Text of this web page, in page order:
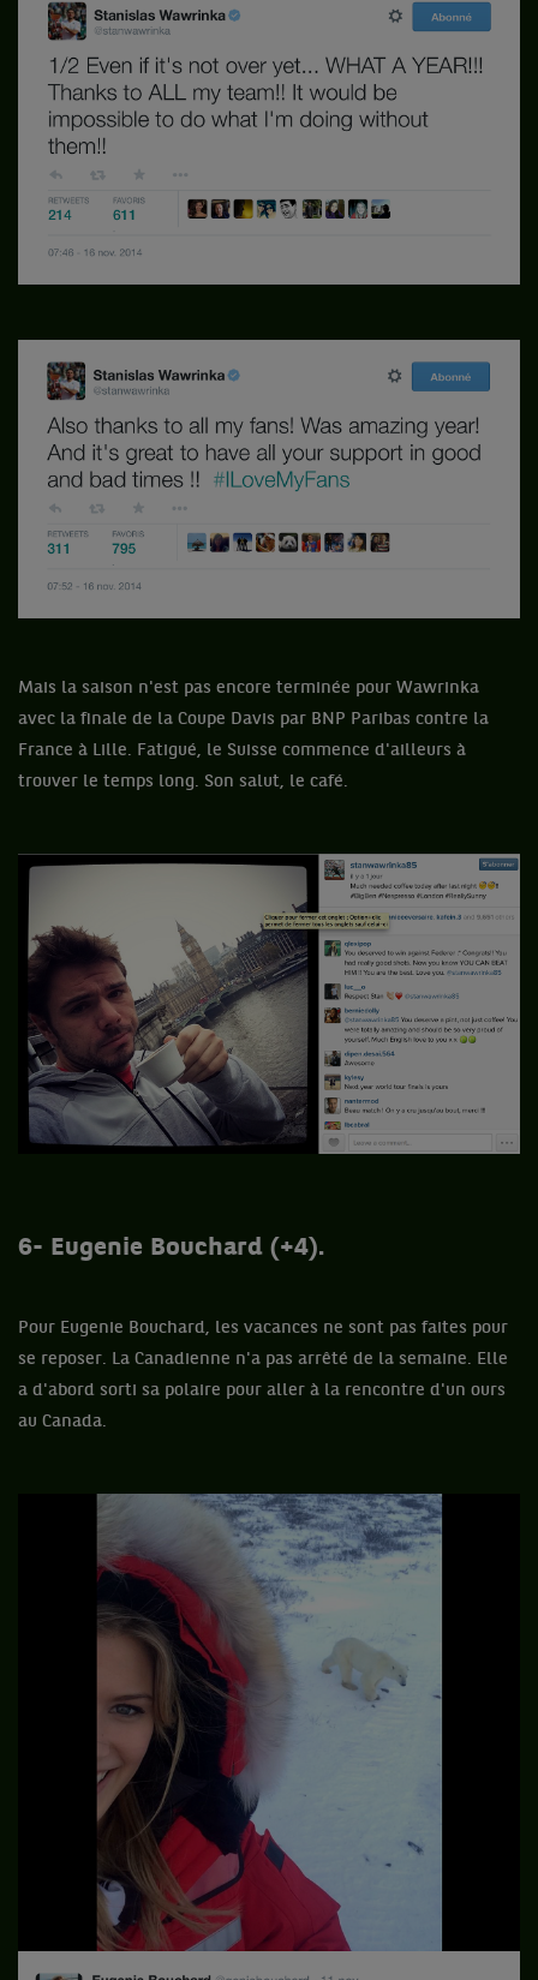
Mais la saison n'est pas encore terminée pour Wawrinka
avec la finale de la Coupe Davis par BNP Paribas contre la
France à Lille. Fatigué, le Suisse commence d'ailleurs à
trouver le temps long. Son salut, le café.
6- Eugenie Bouchard (+4).
Pour Eugenie Bouchard, les vacances ne sont pas faites pour
se reposer. La Canadienne n'a pas arrêté de la semaine. Elle
a d'abord sorti sa polaire pour aller à la rencontre d'un ours
au Canada.